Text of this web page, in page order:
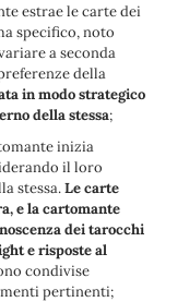
estrae le carte dei
specifico, noto
a seconda
della
in modo strategico
della stessa;
inizia
il loro
stessa.Le carte
e la cartomante
dei tarocchi
e risposte al
condivise
pertinenti;